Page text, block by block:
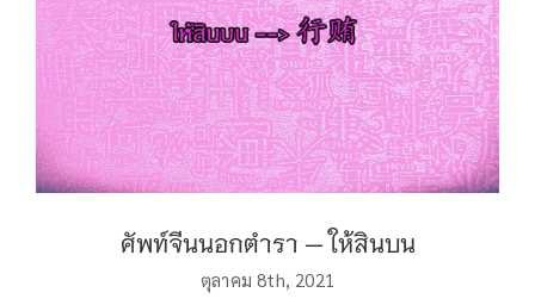
ศัพท์จีนนอกตำรา — ให้สินบน
ศัพท์จีนนอกตำรา — ให้สินบน
ตุลาคม 8th, 2021